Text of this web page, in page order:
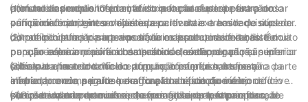
atender aos requisitos da indústria farmacêutica para prensar
vários medicamentos chineses e ocidentais e aos requisitos de
outras indústrias para prensar vários produtos similares. É muito
popular entre a maioria dos usuários desempregados.
profundidade de enchimento do material e a espessura do
comprimido podem ser ajustadas.
com medicamento. O punção do punção superior entra no
orifício da matriz intermediária a partir da extremidade superior
do orifício da matriz intermediária e desce uma certa distância
para pressionar o pó em comprimidos; então o punção superior
sobe para fora do orifício e o punção inferior sobe para
empurrar o comprimido para fora do orifício do meio,
completando um processo de formação de comprimidos; o
⑴Instale o punção inferior: afrouxe o parafuso de fixação do
punção inferior, gire o volante para levantar a haste do núcleo
do punção inferior para a posição mais alta, insira a haste do
punção inferior no orifício da haste do núcleo do punção inferior
(observe que o entalhe do punção inferior (a haste está
alinhada com o parafuso de fixação do punção inferior e deve
ser inserida na parte inferior) e por fim aperte o parafuso de
⑵Instale o punção superior: afrouxe a porca de fixação do
punção superior, insira a haste do núcleo do punção superior no
orifício da haste do núcleo do punção superior, insira-a na parte
inferior, prenda a parte hexagonal da haste do núcleo do
punção superior com uma chave inglesa e aperte a porca de
⑶Instale a matriz do meio: afrouxe o parafuso de fixação da
matriz do meio, segure a matriz plana e coloque-a no orifício da
placa da matriz do meio e, ao mesmo tempo, faça o punção
⑷Gire o volante manualmente para abaixar lentamente o